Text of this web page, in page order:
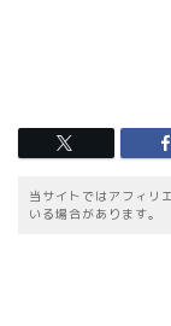
当サイトではアフィリ
いる場合があります。